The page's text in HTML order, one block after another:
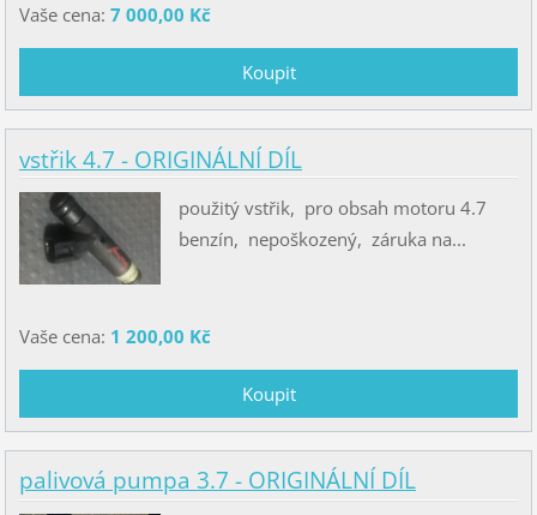
Vaše cena: 7 000,00 Kč
vstřik 4.7 - ORIGINÁLNÍ DÍL
použitý vstřik, pro obsah motoru 4.7
benzín, nepoškozený, záruka na...
Vaše cena: 1 200,00 Kč
palivová pumpa 3.7 - ORIGINÁLNÍ DÍL